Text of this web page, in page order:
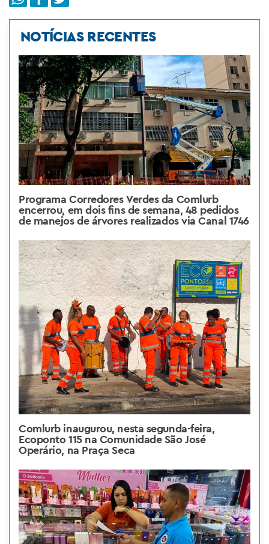
NOTÍCIAS RECENTES
Programa Corredores Verdes da Comlurb
encerrou, em dois fins de semana, 48 pedidos
de manejos de árvores realizados via Canal 1746
Comlurb inaugurou, nesta segunda-feira,
Ecoponto 115 na Comunidade São José
Operário, na Praça Seca